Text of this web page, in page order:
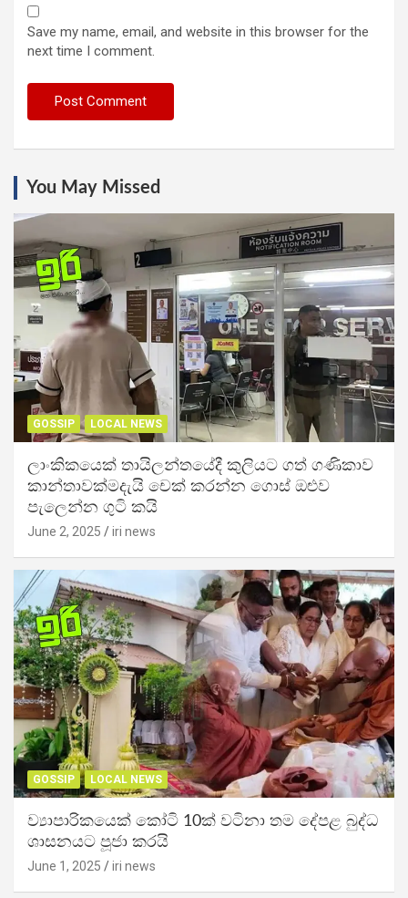
Save my name, email, and website in this browser for the
next time I comment.
You May Missed
GOSSIP LOCAL NEWS
ලාංකිකයෙක් තායිලන්තයේදී කුලියට ගත් ගණිකාව
කාන්තාවක්මදැයි චෙක් කරන්න ගොස් ඔළුව
පැලෙන්න ගුටි කයි
June 2, 2025 iri news
GOSSIP LOCAL NEWS
ව්‍යාපාරිකයෙක් කෝටි 10ක් වටිනා තම දේපළ බුද්ධ
ශාසනයට පූජා කරයි
June 1, 2025 iri news